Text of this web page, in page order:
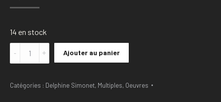
14 en stock
Quantité
Delphine
-
Ajouter au panier
Catégories : Delphine Simonet, Multiples, Oeuvres